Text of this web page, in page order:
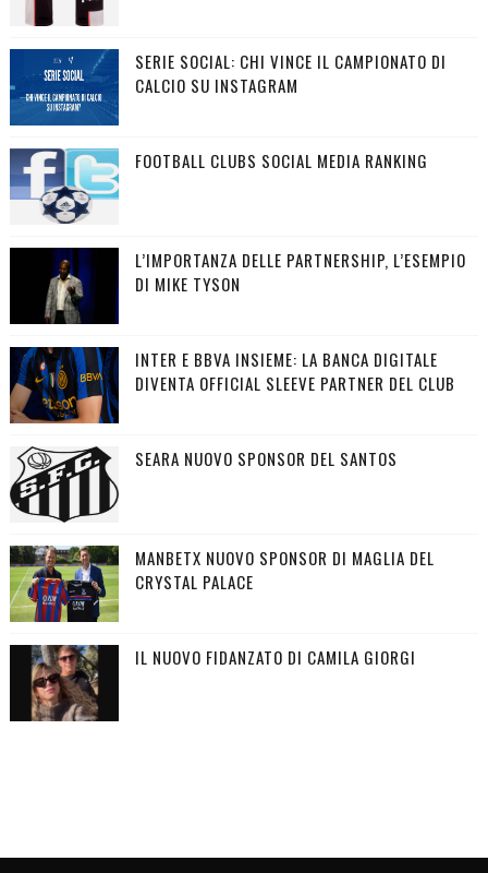
SERIE SOCIAL: CHI VINCE IL CAMPIONATO DI
CALCIO SU INSTAGRAM
FOOTBALL CLUBS SOCIAL MEDIA RANKING
L’IMPORTANZA DELLE PARTNERSHIP, L’ESEMPIO
DI MIKE TYSON
INTER E BBVA INSIEME: LA BANCA DIGITALE
DIVENTA OFFICIAL SLEEVE PARTNER DEL CLUB
SEARA NUOVO SPONSOR DEL SANTOS
MANBETX NUOVO SPONSOR DI MAGLIA DEL
CRYSTAL PALACE
IL NUOVO FIDANZATO DI CAMILA GIORGI